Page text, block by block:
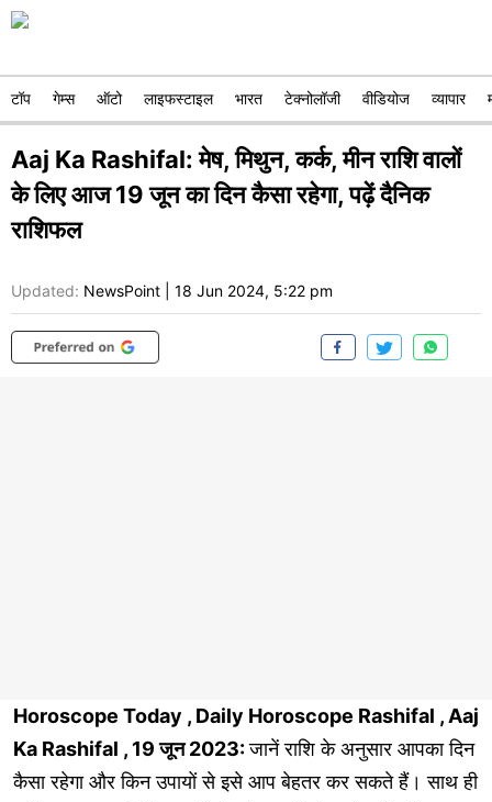
टॉप गेम्स ऑटो लाइफस्टाइल भारत टेक्नोलॉजी वीडियोज व्यापार
Aaj Ka Rashifal: मेष, मिथुन, कर्क, मीन राशि वालों
के लिए आज 19 जून का दिन कैसा रहेगा, पढ़ें दैनिक
राशिफल
Updated: NewsPoint 18 Jun 2024, 5:22 pm
Horoscope Today , Daily Horoscope Rashifal , Aaj
Ka Rashifal , 19 जून 2023:जानें राशि के अनुसार आपका दिन
कैसा रहेगा और किन उपायों से इसे आप बेहतर कर सकते हैं। साथ ही